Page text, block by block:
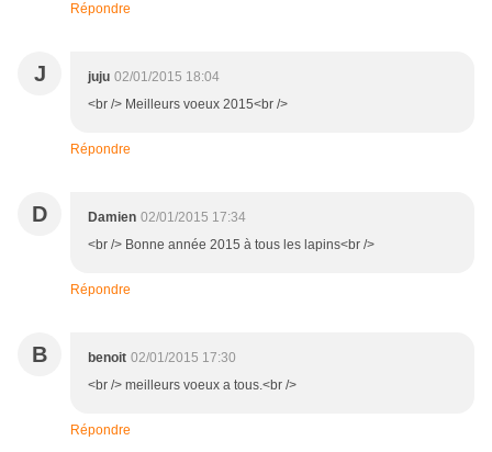
Répondre
J juju 02/01/2015 18:04
<br /> Meilleurs voeux 2015<br />
Répondre
D Damien 02/01/2015 17:34
<br /> Bonne année 2015 à tous les lapins<br />
Répondre
B benoit 02/01/2015 17:30
<br /> meilleurs voeux a tous.<br />
Répondre